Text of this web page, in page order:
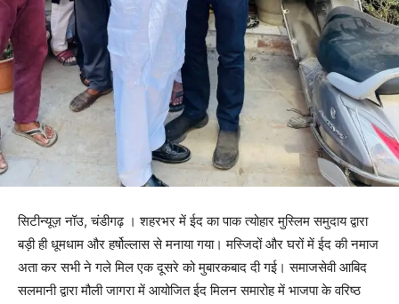
सिटीन्यूज़ नॉउ, चंडीगढ़ । शहरभर में ईद का पाक त्योहार मुस्लिम समुदाय द्वारा
बड़ी ही धूमधाम और हर्षोल्लास से मनाया गया। मस्जिदों और घरों में ईद की नमाज
अता कर सभी ने गले मिल एक दूसरे को मुबारकबाद दी गई। समाजसेवी आबिद
सलमानी द्वारा मौली जागरा में आयोजित ईद मिलन समारोह में भाजपा के वरिष्ठ